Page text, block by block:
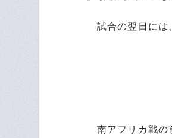
試合の翌日には
南アフリカ戦の